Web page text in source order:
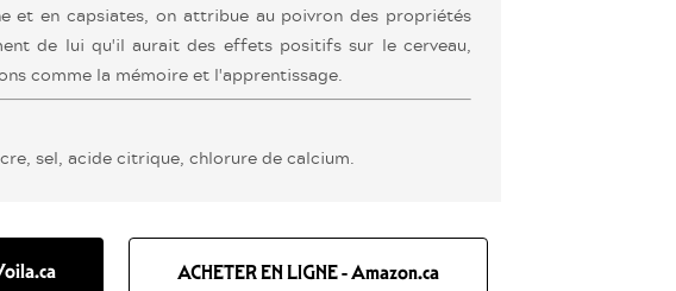
et en capsiates, on attribue au poivron des propriétés
de lui qu'il aurait des effets positifs sur le cerveau,
comme la mémoire et l'apprentissage.
sel, acide citrique, chlorure de calcium.
ACHETER EN LIGNE - Amazon.ca